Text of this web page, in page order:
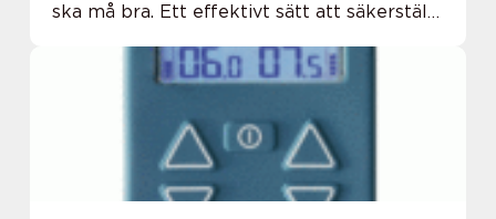
ska må bra. Ett effektivt sätt att säkerställa